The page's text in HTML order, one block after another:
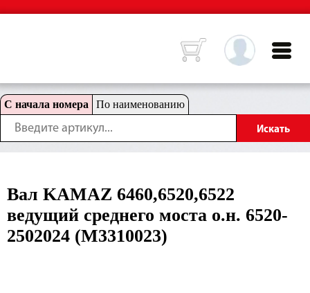
С начала номера По наименованию
Вал KAMAZ 6460,6520,6522
ведущий среднего моста о.н. 6520-
2502024 (M3310023)